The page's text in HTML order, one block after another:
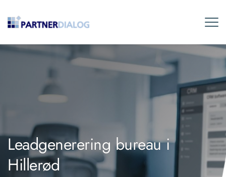
Leadgenerering bureau i
Hillerød